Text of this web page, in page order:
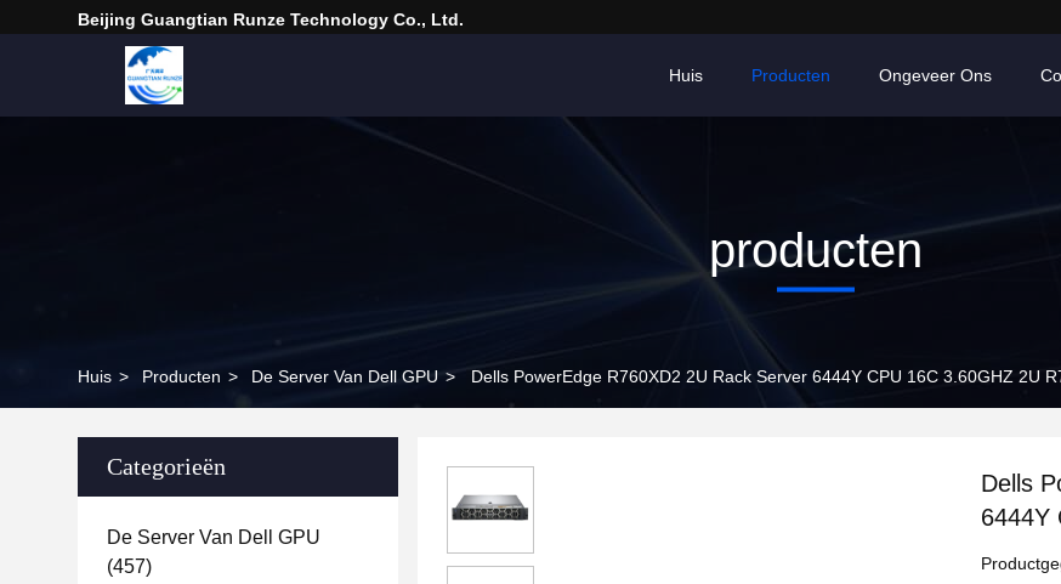
Beijing Guangtian Runze Technology Co., Ltd.
Huis Producten Ongeveer Ons
producten
Huis > Producten > De Server Van Dell GPU > Dells PowerEdge R760XD2 2U Rack Server 6444Y CPU 16C 3.60GHZ 2U
Categorieën
De Server Van Dell GPU
(457)
Dells
6444Y